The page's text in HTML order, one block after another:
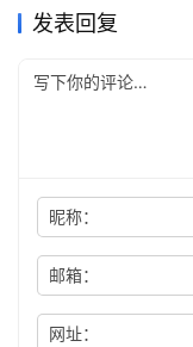
发表回复
昵称：
邮箱：
网址：